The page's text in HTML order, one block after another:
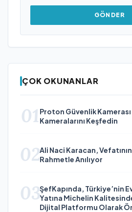
GÖNDER
ÇOK OKUNANLAR
01 Proton Güvenlik
Kameralarını Keşfedin
02Ali Naci Karacan, Vefatının
Rahmetle Anılıyor
03ŞefKapında, Türkiye’nin
Yatına Michelin
Dijital Platformu Olarak